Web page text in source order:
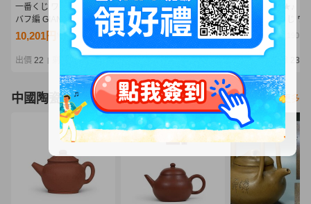
一番くじ ワンピース エル
バフ編 GIANT BASH!!
Vol.2 D賞 ブロギー
MASTERLISE EXPIECE
10,201円 NT2,207
出價 22 1日
Hh4732-099★♪【120】
未開封 一番くじ ワンピー
ス エルバフ編 GIANT
BASH!! Vol.2 D賞 ブロギ
ー MASTERLISE
EXPIECE
3,800円NT822
Hh4731-099★♪【
未開封 一番くじ ワ
ス エルバフ編
BASH!! Vol.2 D賞
ー MASTERLISE
5,500円NT1,190
23 時
中國陶瓷器 看更多